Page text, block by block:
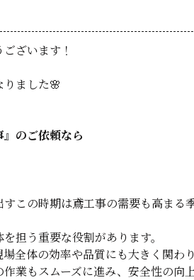
ざいます！
ました🌸
のご依頼なら
この時期は鳶工事の需要も高まる
担う重要な役割があります。
全体の効率や品質にも大きく関わり
業もスムーズに進み、安全性の向